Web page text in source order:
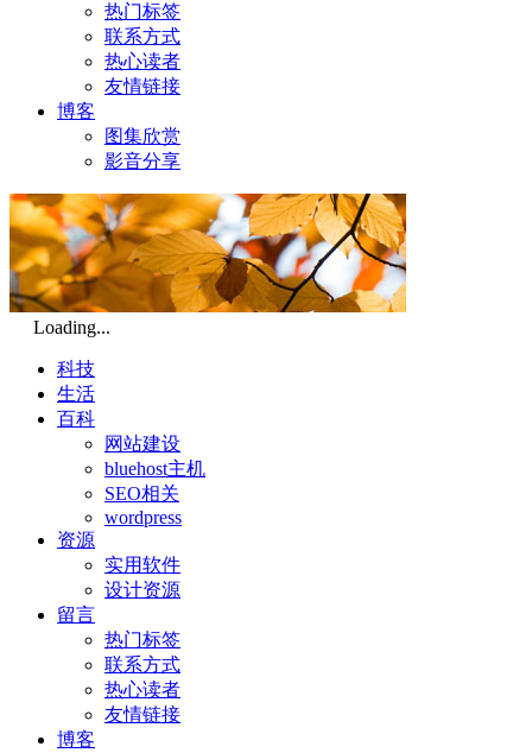
热门标签
联系方式
热心读者
友情链接
博客
图集欣赏
影音分享
Loading...
科技
生活
百科
网站建设
bluehost主机
SEO相关
wordpress
资源
实用软件
设计资源
留言
热门标签
联系方式
热心读者
友情链接
博客